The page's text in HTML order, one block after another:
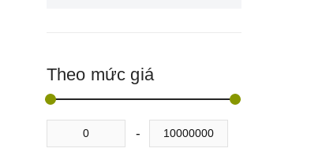
Theo mức giá